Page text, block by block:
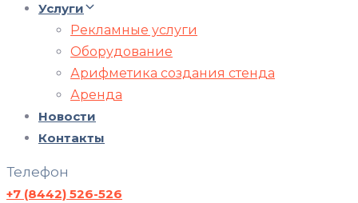
Услуги
Рекламные услуги
Оборудование
Арифметика создания стенда
Аренда
Новости
Контакты
Телефон
+7 (8442) 526-526